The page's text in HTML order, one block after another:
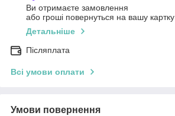
Ви отримаєте замовлення
або гроші повернуться на вашу картку
Детальніше
Післяплата
Всі умови оплати
Умови повернення